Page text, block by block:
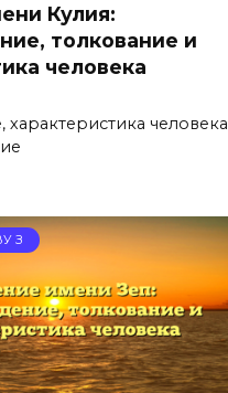
Кулия:
толкование и
человека
характеристика человека
З